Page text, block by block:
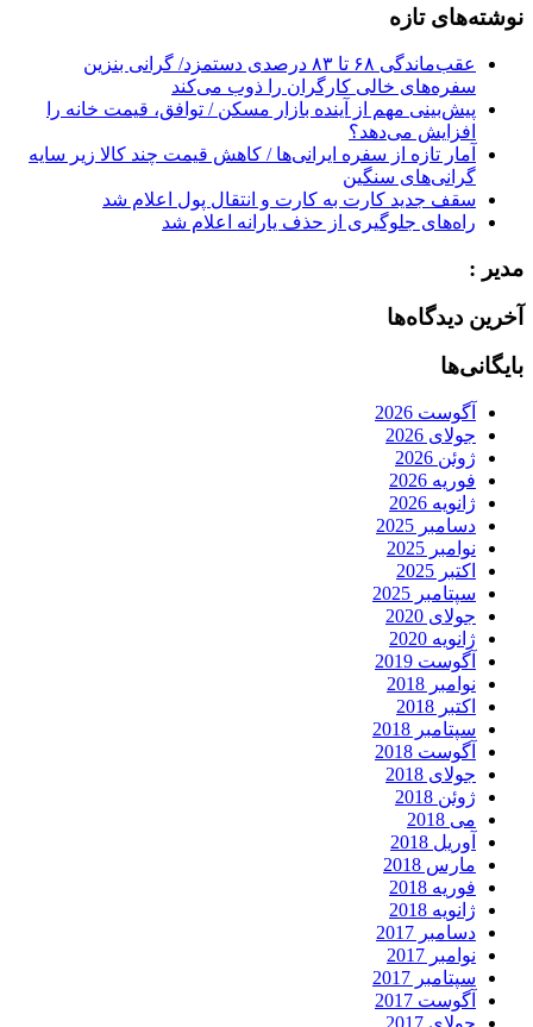
نوشته‌های تازه
عقب‌ماندگی ۶۸ تا ۸۳ درصدی دستمزد/ گرانی بنزین
سفره‌های خالی کارگران را ذوب می‌کند
پیش‌بینی مهم از آینده بازار مسکن / توافق، قیمت خانه را
افزایش می‌دهد؟
آمار تازه از سفره ایرانی‌ها / کاهش قیمت چند کالا زیر سایه
گرانی‌های سنگین
سقف جدید کارت به کارت و انتقال پول اعلام شد
راه‌های جلوگیری از حذف یارانه اعلام شد
مدیر :
آخرین دیدگاه‌ها
بایگانی‌ها
آگوست 2026
جولای 2026
ژوئن 2026
فوریه 2026
ژانویه 2026
دسامبر 2025
نوامبر 2025
اکتبر 2025
سپتامبر 2025
جولای 2020
ژانویه 2020
آگوست 2019
نوامبر 2018
اکتبر 2018
سپتامبر 2018
آگوست 2018
جولای 2018
ژوئن 2018
می 2018
آوریل 2018
مارس 2018
فوریه 2018
ژانویه 2018
دسامبر 2017
نوامبر 2017
سپتامبر 2017
آگوست 2017